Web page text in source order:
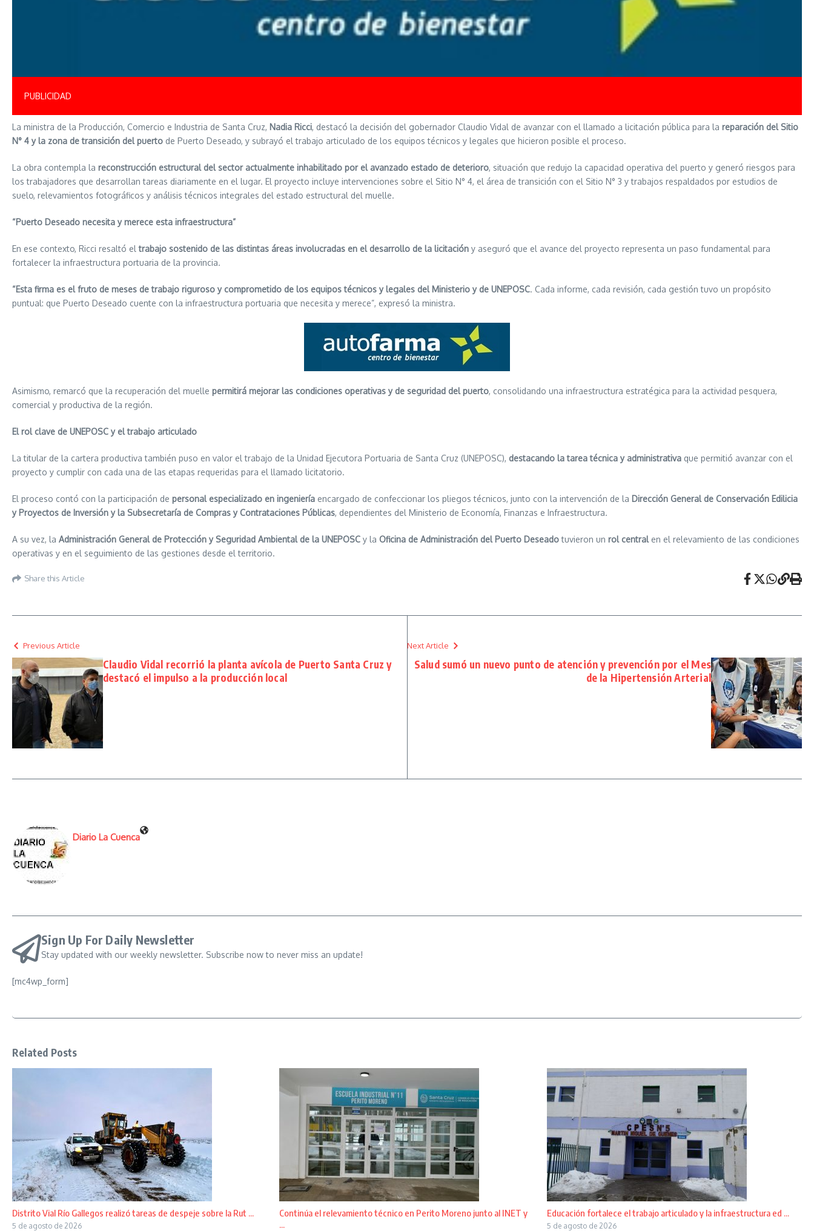
PUBLICIDAD
La ministra de la Producción, Comercio e Industria de Santa Cruz, Nadia Ricci, destacó la decisión del gobernador Claudio Vidal de avanzar con el llamado a licitación pública para la reparación del Sitio
N° 4 y la zona de transición del puerto de Puerto Deseado, y subrayó el trabajo articulado de los equipos técnicos y legales que hicieron posible el proceso.
La obra contempla la reconstrucción estructural del sector actualmente inhabilitado por el avanzado estado de deterioro, situación que redujo la capacidad operativa del puerto y generó riesgos para
los trabajadores que desarrollan tareas diariamente en el lugar. El proyecto incluye intervenciones sobre el Sitio N° 4, el área de transición con el Sitio N° 3 y trabajos respaldados por estudios de
suelo, relevamientos fotográficos y análisis técnicos integrales del estado estructural del muelle.
“Puerto Deseado necesita y merece esta infraestructura”
En ese contexto, Ricci resaltó eltrabajo sostenido de las distintas áreas involucradas en el desarrollo de la licitación y aseguró que el avance del proyecto representa un paso fundamental para
fortalecer la infraestructura portuaria de la provincia.
“Esta firma es el fruto de meses de trabajo riguroso y comprometido de los equipos técnicos y legales del Ministerio y de UNEPOSC. Cada informe, cada revisión, cada gestión tuvo un propósito
puntual: que Puerto Deseado cuente con la infraestructura portuaria que necesita y merece”, expresó la ministra.
Asimismo, remarcó que la recuperación del muelle permitirá mejorar las condiciones operativas y de seguridad del puerto, consolidando una infraestructura estratégica para la actividad pesquera,
comercial y productiva de la región.
El rol clave de UNEPOSC y el trabajo articulado
La titular de la cartera productiva también puso en valor el trabajo de la Unidad Ejecutora Portuaria de Santa Cruz (UNEPOSC), destacando la tarea técnica y administrativa que permitió avanzar con el
proyecto y cumplir con cada una de las etapas requeridas para el llamado licitatorio.
El proceso contó con la participación de personal especializado en ingeniería encargado de confeccionar los pliegos técnicos, junto con la intervención de la Dirección General de Conservación Edilicia
y Proyectos de Inversión y la Subsecretaría de Compras y Contrataciones Públicas, dependientes del Ministerio de Economía, Finanzas e Infraestructura.
A su vez, la Administración General de Protección y Seguridad Ambiental de la UNEPOSC y la Oficina de Administración del Puerto Deseadotuvieron un rol central en el relevamiento de las condiciones
operativas y en el seguimiento de las gestiones desde el territorio.
Share this Article
Previous Article
Claudio Vidal recorrió la planta avícola de Puerto Santa Cruz y
destacó el impulso a la producción local
Next Article
Salud sumó un nuevo punto de atención y prevención por el Mes
de la Hipertensión Arterial
Diario La Cuenca
Sign Up For Daily Newsletter
Stay updated with our weekly newsletter. Subscribe now to never miss an update!
[mc4wp_form]
Related Posts
Distrito Vial Río Gallegos realizó tareas de despeje sobre la Rut ...
5 de agosto de 2026
Continúa el relevamiento técnico en Perito Moreno junto al INET y
...
Educación fortalece el trabajo articulado y la infraestructura ed ...
5 de agosto de 2026